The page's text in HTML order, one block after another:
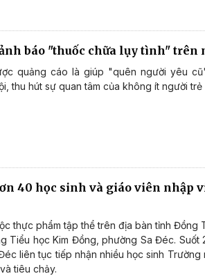
báo "thuốc chữa lụy tình" trên
quảng cáo là giúp "quên người yêu
thu hút sự quan tâm của không ít người trẻ
40 học sinh và giáo viên nhập
thực phẩm tập thể trên địa bàn tỉnh Đồng
Tiểu học Kim Đồng, phường Sa Đéc. Suốt
liên tục tiếp nhận nhiều học sinh Trường
tiêu chảy.